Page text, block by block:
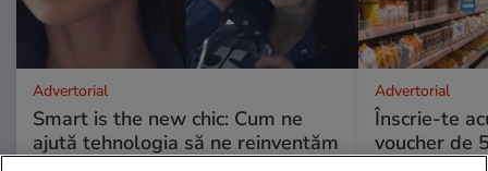
Advertorial
Smart is the new chic: Cum ne
ajută tehnologia să ne reinventăm
Advertorial
Înscrie-te
voucher de